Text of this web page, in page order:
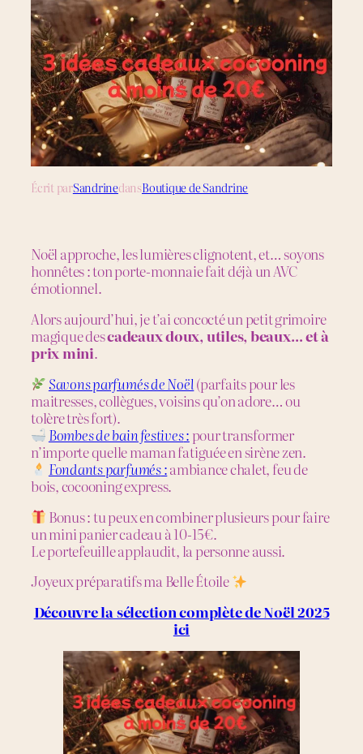
Écrit parSandrinedansBoutique de Sandrine
Noël approche, les lumières clignotent, et… soyons
honnêtes : ton porte-monnaie fait déjà un AVC
émotionnel.
Alors aujourd’hui, je t’ai concocté un petit grimoire
magique descadeaux doux, utiles, beaux… et à
prix mini.
Savons parfumés de Noël (parfaits pour les
maitresses, collègues, voisins qu’on adore… ou
tolère très fort).
Bombes de bain festives: pour transformer
n’importe quelle maman fatiguée en sirène zen.
Fondants parfumés:ambiance chalet, feu de
bois, cocooning express.
Bonus : tu peux en combiner plusieurs pour faire
un mini panier cadeau à 10-15€.
Le portefeuille applaudit, la personne aussi.
Joyeux préparatifs ma Belle Étoile
Découvre la sélection complète de Noël 2025
ici